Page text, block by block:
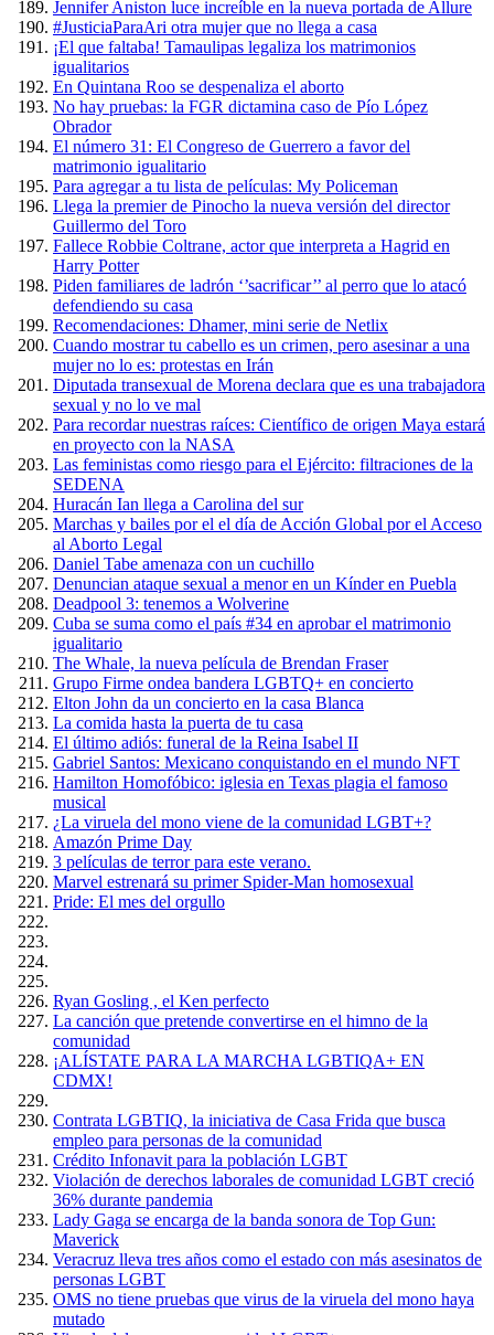
Jennifer Aniston luce increíble en la nueva portada de Allure
#JusticiaParaAri otra mujer que no llega a casa
¡El que faltaba! Tamaulipas legaliza los matrimonios
igualitarios
En Quintana Roo se despenaliza el aborto
No hay pruebas: la FGR dictamina caso de Pío López
Obrador
El número 31: El Congreso de Guerrero a favor del
matrimonio igualitario
Para agregar a tu lista de películas: My Policeman
Llega la premier de Pinocho la nueva versión del director
Guillermo del Toro
Fallece Robbie Coltrane, actor que interpreta a Hagrid en
Harry Potter
Piden familiares de ladrón ‘’sacrificar’’ al perro que lo atacó
defendiendo su casa
Recomendaciones: Dhamer, mini serie de Netlix
Cuando mostrar tu cabello es un crimen, pero asesinar a una
mujer no lo es: protestas en Irán
Diputada transexual de Morena declara que es una trabajadora
sexual y no lo ve mal
Para recordar nuestras raíces: Científico de origen Maya estará
en proyecto con la NASA
Las feministas como riesgo para el Ejército: filtraciones de la
SEDENA
Huracán Ian llega a Carolina del sur
Marchas y bailes por el el día de Acción Global por el Acceso
al Aborto Legal
Daniel Tabe amenaza con un cuchillo
Denuncian ataque sexual a menor en un Kínder en Puebla
Deadpool 3: tenemos a Wolverine
Cuba se suma como el país #34 en aprobar el matrimonio
igualitario
The Whale, la nueva película de Brendan Fraser
Grupo Firme ondea bandera LGBTQ+ en concierto
Elton John da un concierto en la casa Blanca
La comida hasta la puerta de tu casa
El último adiós: funeral de la Reina Isabel II
Gabriel Santos: Mexicano conquistando en el mundo NFT
Hamilton Homofóbico: iglesia en Texas plagia el famoso
musical
¿La viruela del mono viene de la comunidad LGBT+?
Amazón Prime Day
3 películas de terror para este verano.
Marvel estrenará su primer Spider-Man homosexual
Pride: El mes del orgullo
Ryan Gosling , el Ken perfecto
La canción que pretende convertirse en el himno de la
comunidad
¡ALÍSTATE PARA LA MARCHA LGBTIQA+ EN
CDMX!
Contrata LGBTIQ, la iniciativa de Casa Frida que busca
empleo para personas de la comunidad
Crédito Infonavit para la población LGBT
Violación de derechos laborales de comunidad LGBT creció
36% durante pandemia
Lady Gaga se encarga de la banda sonora de Top Gun:
Maverick
Veracruz lleva tres años como el estado con más asesinatos de
personas LGBT
OMS no tiene pruebas que virus de la viruela del mono haya
mutado